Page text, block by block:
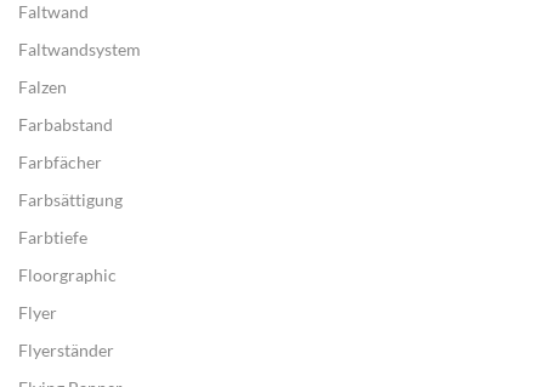
Faltwand
Faltwandsystem
Falzen
Farbabstand
Farbfächer
Farbsättigung
Farbtiefe
Floorgraphic
Flyer
Flyerständer